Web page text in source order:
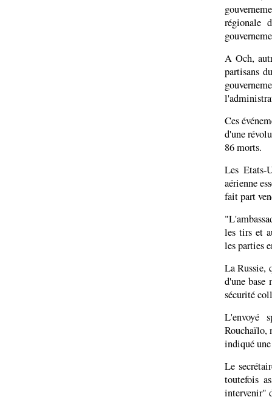
régionale
A Och,
partisans
Ces
d'une
86 morts.
Les Etats-
aérienne
fait part
les tirs et
les parties
La Russie,
d'une
sécurité
L'envoyé
Rouchaïlo,
indiqué
Le
toutefois
intervenir"